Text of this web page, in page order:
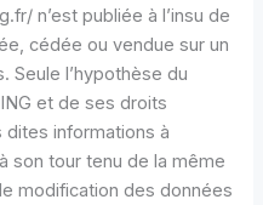
n’est publiée à l’insu de
cédée ou vendue sur un
Seule l’hypothèse du
et de ses droits
informations à
son tour tenu de la même
modification des données